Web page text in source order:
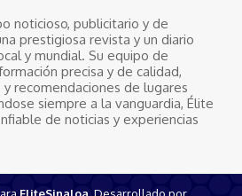
noticioso, publicitario y de
prestigiosa revista y un diario
y mundial. Su equipo de
precisa y de calidad,
recomendaciones de lugares
siempre a la vanguardia, Élite
de noticias y experiencias